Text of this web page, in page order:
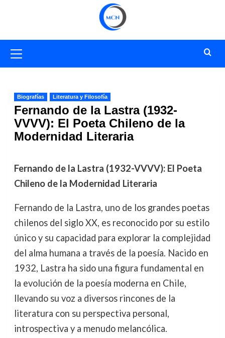
primario
Biografías Literatura y Filosofía
Fernando de la Lastra (1932-
VVVV): El Poeta Chileno de la
Modernidad Literaria
Fernando de la Lastra (1932-VVVV): El Poeta
Chileno de la Modernidad Literaria
Fernando de la Lastra, uno de los grandes poetas
chilenos del siglo XX, es reconocido por su estilo
único y su capacidad para explorar la complejidad
del alma humana a través de la poesía. Nacido en
1932, Lastra ha sido una figura fundamental en
la evolución de la poesía moderna en Chile,
llevando su voz a diversos rincones de la
literatura con su perspectiva personal,
introspectiva y a menudo melancólica.